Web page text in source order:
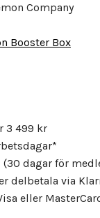
Company
Booster Box
3 499 kr
(30 dagar för
delbetala via
eller